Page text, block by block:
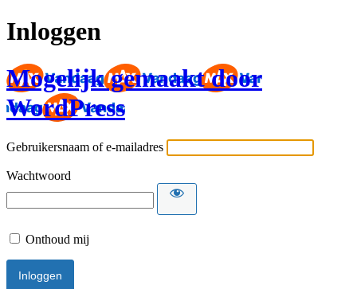
Inloggen
Mogelijk gemaakt door
WordPress
Gebruikersnaam of e-mailadres
Wachtwoord
Onthoud mij